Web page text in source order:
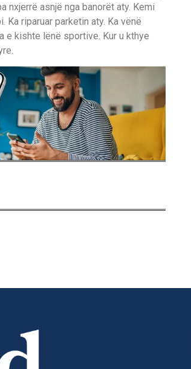
nxjerrë asnjë nga banorët aty. Kemi
Ka riparuar parketin aty. Ka vënë
e kishte lënë sportive. Kur u kthye